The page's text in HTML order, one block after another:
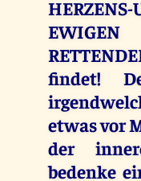
findet!
etwas vor
der
bedenke